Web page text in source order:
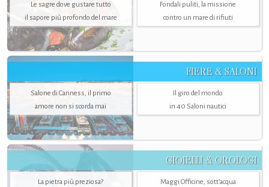
Le sagre dove gustare tutto
il sapore più profondo del mare
Fondali puliti, la missione
contro un mare di rifiuti
FIERE & SALONI
Salone di Canness, il primo
amore non si scorda mai
Il giro del mondo
in 40 Saloni nautici
GIOIELLI & OROLOGI
La pietra più preziosa?
Maggi Officine, sott’acqua